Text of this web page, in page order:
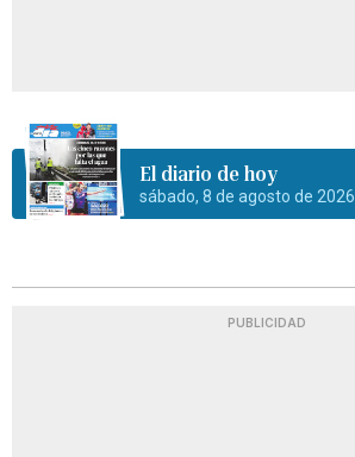
El diario de hoy
sábado, 8 de agosto de 2026
PUBLICIDAD